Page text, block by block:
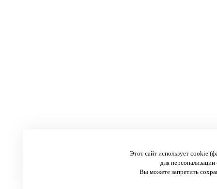
Этот сайт использует cookie
для персонализации
Вы можете запретить